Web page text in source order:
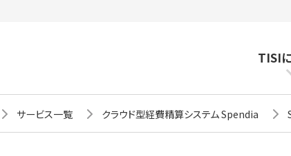
TISI
サービス一覧 クラウド型経費精算システム Spendia